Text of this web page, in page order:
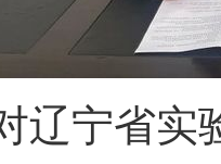
辽宁省实